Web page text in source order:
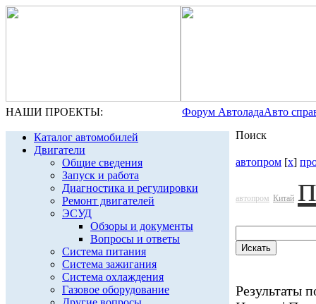
НАШИ ПРОЕКТЫ: Форум АвтоладаАвто
Каталог автомобилей
Двигатели
Общие сведения
Запуск и работа
Диагностика и регулировки
Ремонт двигателей
ЭСУД
Обзоры и документы
Вопросы и ответы
Система питания
Система зажигания
Система охлаждения
Газовое оборудование
Поиск
автопром [x]
автопром Китай
Результаты